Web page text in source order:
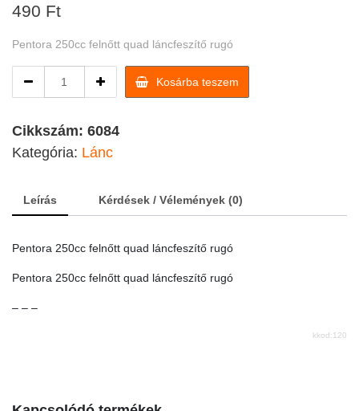
490 Ft
Pentora 250cc felnőtt quad láncfeszítő rugó
250cc
quad
rugó
Kosárba teszem
Cikkszám: 6084
Kategória: Lánc
Leírás Kérdések / Vélemények (0)
Pentora 250cc felnőtt quad láncfeszítő rugó
Pentora 250cc felnőtt quad láncfeszítő rugó
– – –
kkod:120